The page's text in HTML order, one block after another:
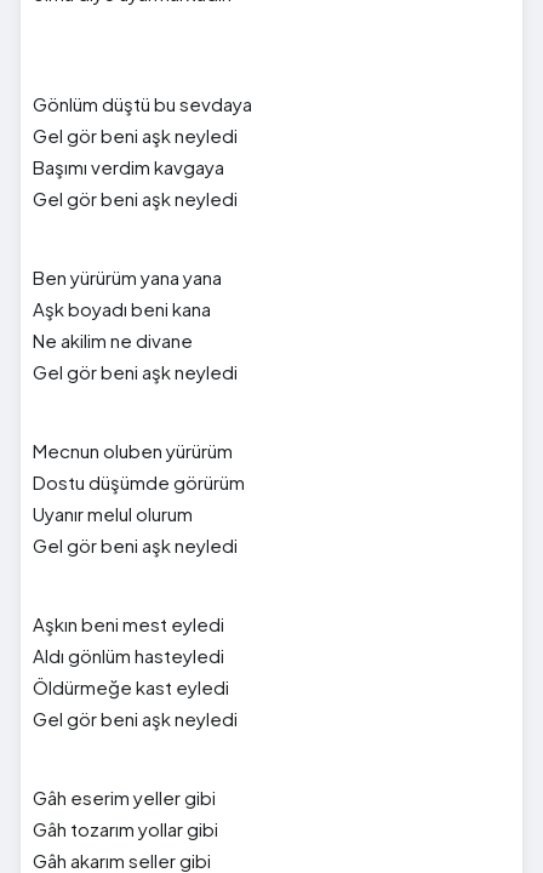
Gönlüm düştü bu sevdaya
Gel gör beni aşk neyledi
Başımı verdim kavgaya
Gel gör beni aşk neyledi
Ben yürürüm yana yana
Aşk boyadı beni kana
Ne akilim ne divane
Gel gör beni aşk neyledi
Mecnun oluben yürürüm
Dostu düşümde görürüm
Uyanır melul olurum
Gel gör beni aşk neyledi
Aşkın beni mest eyledi
Aldı gönlüm hasteyledi
Öldürmeğe kast eyledi
Gel gör beni aşk neyledi
Gâh eserim yeller gibi
Gâh tozarım yollar gibi
Gâh akarım seller gibi